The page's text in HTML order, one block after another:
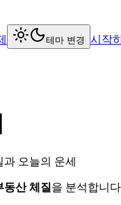
테마 변경 시작
오늘의 운세
동산 체질 을 분석합니